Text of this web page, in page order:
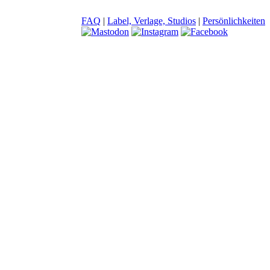
FAQ | Label, Verlage, Studios | Persönlichkeiten